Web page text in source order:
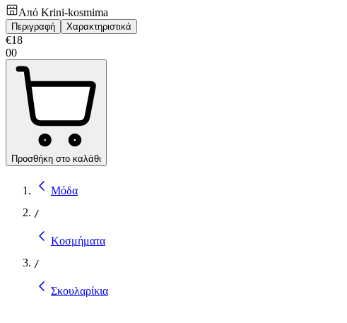
Από Krini-kosmima
Περιγραφή Χαρακτηριστικά
€18
00
Προσθήκη στο καλάθι
Μόδα
/
Κοσμήματα
/
Σκουλαρίκια